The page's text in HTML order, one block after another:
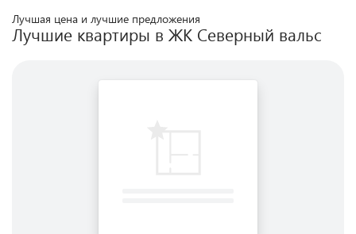
Лучшая цена и лучшие предложения
Лучшие квартиры в ЖК Северный вальс